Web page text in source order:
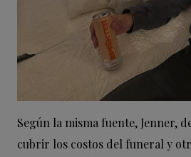
Según la misma fuente, Jenner,
cubrir los costos del funeral y